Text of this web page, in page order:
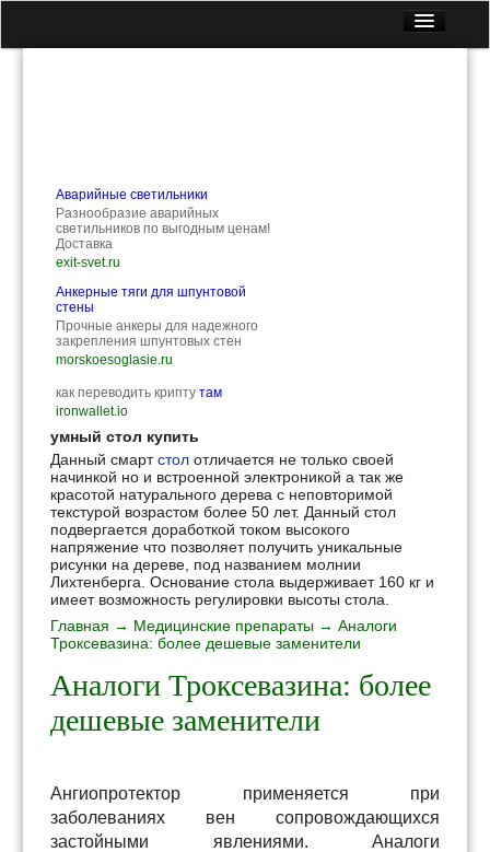
Главная
Лекарственные растения
Медицинские препараты
Народные рецепты
Полезная еда
Аварийные светильники
Разнообразие аварийных
светильников по выгодным ценам!
Доставка
exit-svet.ru
Анкерные тяги для шпунтовой
стены
Прочные анкеры для надежного
закрепления шпунтовых стен
morskoesoglasie.ru
как переводить крипту там
ironwallet.io
умный стол купить
Данный смартстол отличается не только своей
начинкой но и встроенной электроникой а так же
красотой натурального дерева с неповторимой
текстурой возрастом более 50 лет. Данный стол
подвергается доработкой током высокого
напряжение что позволяет получить уникальные
рисунки на дереве, под названием молнии
Лихтенберга. Основание стола выдерживает 160 кг и
имеет возможность регулировки высоты стола.
Главная → Медицинские препараты → Аналоги
Троксевазина: более дешевые заменители
Аналоги Троксевазина: более
дешевые заменители
Ангиопротектор применяется при
заболеваниях вен сопровождающихся
застойными явлениями. Аналоги